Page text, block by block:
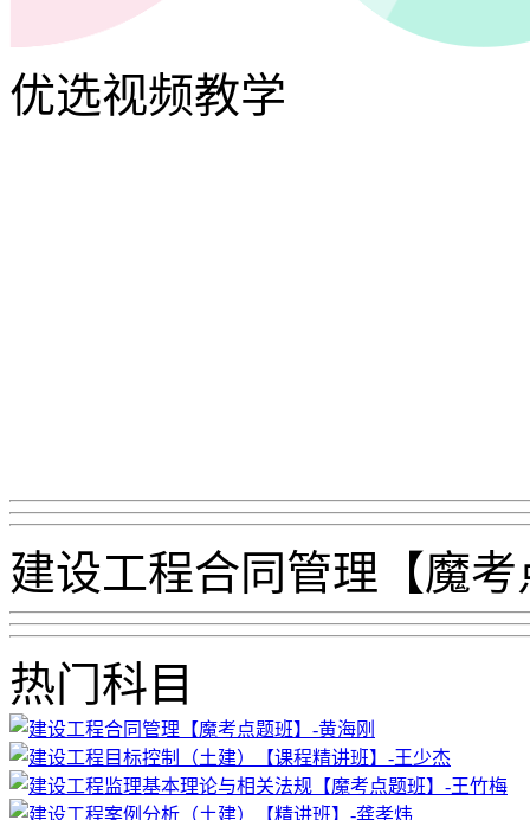
优选视频教学
建设工程合同管理【魔
热门科目